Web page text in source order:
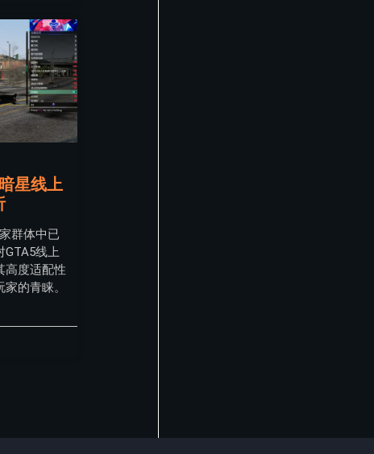
星线上
群体中已
GTA5线上
高度适配性
的青睐。